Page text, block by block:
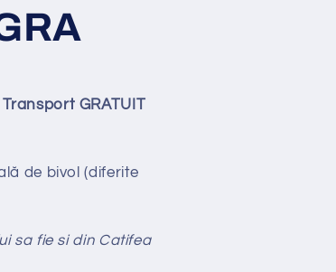
GRATUIT
de bivol (diferite
sa fie si din Catifea